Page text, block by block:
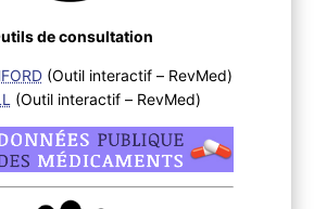
de consultation
(Outil interactif – RevMed)
(Outil interactif – RevMed)